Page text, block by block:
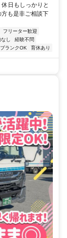
日もしっかりと
も是非ご相談下
フリーター歓迎
し
経験不問
ブランクOK 育休あり